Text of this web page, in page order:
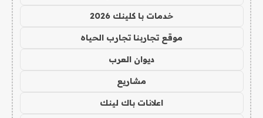
خدمات با كلينك 2026
موقع تجاربنا تجارب الحياه
ديوان العرب
مشاريع
اعلانات باك لينك